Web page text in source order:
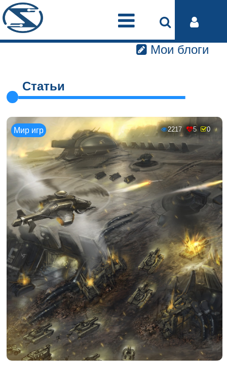
Мои блоги
Статьи
Мир игр 2217 5 0